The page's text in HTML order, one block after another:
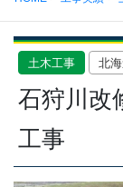
土木工事 北
石狩川改
工事